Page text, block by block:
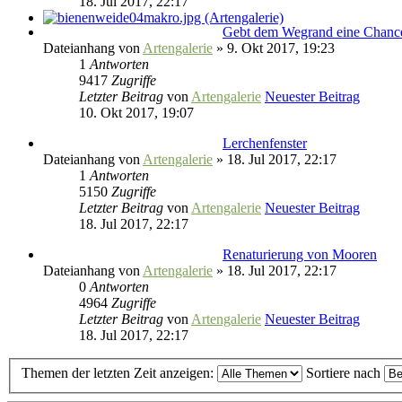
Gebt dem Wegrand eine
Dateianhang von Artengalerie » 9. Okt 2017, 19:23
1 Antworten
9417 Zugriffe
Letzter Beitrag von Artengalerie Neuester Beitrag
10. Okt 2017, 19:07
Lerchenfenster
Dateianhang von Artengalerie » 18. Jul 2017, 22:17
1 Antworten
5150 Zugriffe
Letzter Beitrag von Artengalerie Neuester Beitrag
18. Jul 2017, 22:17
Renaturierung von Mooren
Dateianhang von Artengalerie » 18. Jul 2017, 22:17
0 Antworten
4964 Zugriffe
Letzter Beitrag von Artengalerie Neuester Beitrag
18. Jul 2017, 22:17
Themen der letzten Zeit anzeigen: Sortiere nach